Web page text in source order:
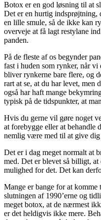
Botox er en god løsning til at
Det er en hurtig indsprøjtning,
en lille smule, så de ikke kan
overveje at få lagt restylane
panden.
På de fleste af os begynder
fast i huden som rynker, når
bliver rynkerne bare flere, og
rart at se, at du har levet, men
også har haft mange
typisk på de tidspunkter, at
Hvis du gerne vil gøre noget
at forebygge eller at behandle
nemlig være med til at give
Det er i dag meget normalt at
med. Det er blevet så billigt,
mulighed for det. Det kan
Mange er bange for at komme
slutningen af 1990’erne og
meget botox, at de nærmest
er det heldigvis ikke mere.